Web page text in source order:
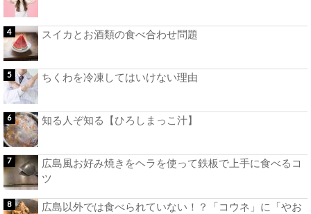
スイカとお酒類の食べ合わせ問題
ちくわを冷凍してはいけない理由
知る人ぞ知る【ひろしまっこ汁】
広島風お好み焼きをヘラを使って鉄板で上手に食べるコ
ツ
広島以外では食べられていない！？「コウネ」に「やお